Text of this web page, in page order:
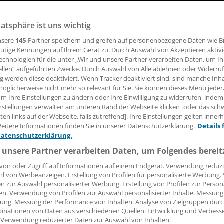
ist 2017 noch tiefer in die roten Zahlen
werden.
10:59 Uhr
Universitätsmedizin hat das vergangene Jahr mit
Euro abgeschlossen. Damit hat sich die
Bereits im Vorjahr war ein Fehlbetrag von 26,1
sowohl stationär als auch ambulant
Vorjahr. Auch in der Hochschulambulanz habe sich die
entspannt, nachdem mit den Kostenträgern zur
vereinbart werden konnte als auch die
(von zuvor 83.000 Patienten).
ist uns wichtig
145-Partner speichern und greifen auf personenbezogene Daten wie
Kennungen auf Ihrem Gerät zu. Durch Auswahl von Akzeptieren
für die unter „Wir und unsere Partner verarbeiten Daten, um
aufgeführten Zwecke. Durch Auswahl von Alle ablehnen oder
werden diese deaktiviert. Wenn Tracker deaktiviert sind, sind manche
nicht mehr so relevant für Sie. Sie können dieses Menü
Ihre Einstellungen zu ändern oder Ihre Einwilligung zu widerrufen, indem
verwalten am unteren Rand der Webseite klicken [oder das
links auf der Webseite, falls zutreffend]. Ihre Einstellungen gelten
Informationen finden Sie in unserer Datenschutzerklärung. Details
Partner verarbeiten Daten, um Folgendes
oder Zugriff auf Informationen auf einem Endgerät. Verwendung
von Werbeanzeigen. Erstellung von Profilen für personalisierte
zur Auswahl personalisierter Werbung. Erstellung von Profilen zur
Verwendung von Profilen zur Auswahl personalisierter Inhalte.
Messung der Performance von Inhalten. Analyse von Zielgruppen
von Daten aus verschiedenen Quellen. Entwicklung und
reduzierter Daten zur Auswahl von Inhalten.